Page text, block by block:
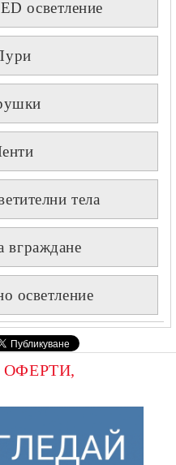
осветление
тела
вграждане
осветление